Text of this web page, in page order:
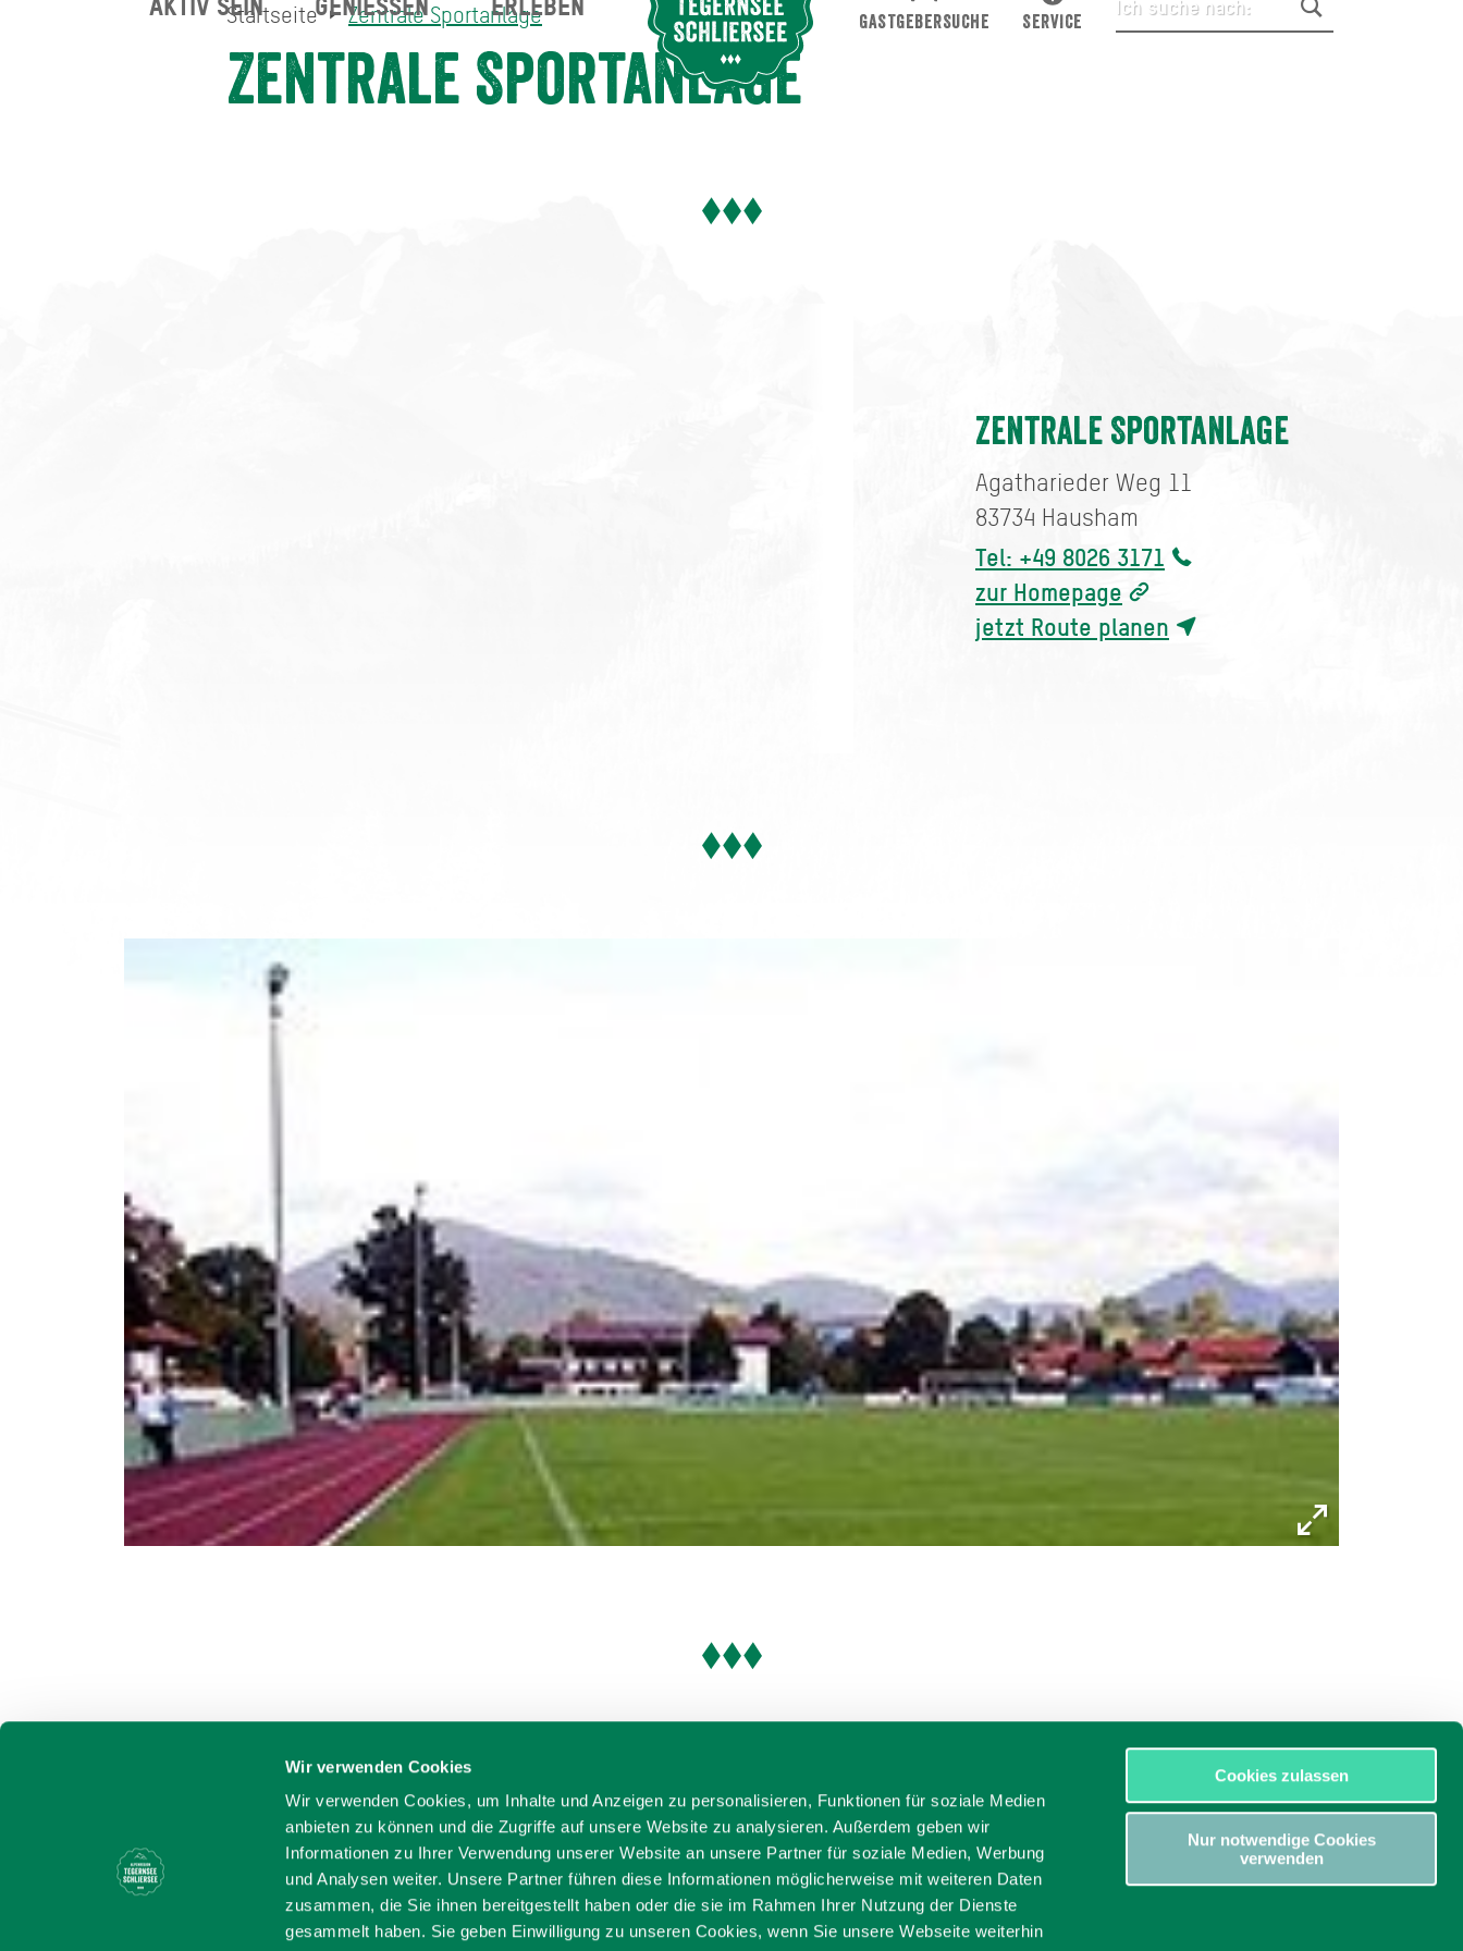
Wir verwenden Cookies
Wir verwenden Cookies, um Inhalte und Anzeigen zu personalisieren, Funktionen für soziale Medien
anbieten zu können und die Zugriffe auf unsere Website zu analysieren. Außerdem geben wir
Informationen zu Ihrer Verwendung unserer Website an unsere Partner für soziale Medien, Werbung
und Analysen weiter. Unsere Partner führen diese Informationen möglicherweise mit weiteren Daten
zusammen, die Sie ihnen bereitgestellt haben oder die sie im Rahmen Ihrer Nutzung der Dienste
gesammelt haben. Sie geben Einwilligung zu unseren Cookies, wenn Sie unsere Webseite weiterhin
Cookies zulassen
Nur notwendige Cookies
verwenden
Startseite Zentrale Sportanlage
Zentrale Sportanlage
Zentrale Sportanlage
Agatharieder Weg 11
83734 Hausham
Tel: +49 8026 3171
zur Homepage
jetzt Route planen
Zentrale Sportanlage
AKTIV SEIN GENIESSEN ERLEBEN
GASTGEBERSUCHE SERVICE
Suche abschicken